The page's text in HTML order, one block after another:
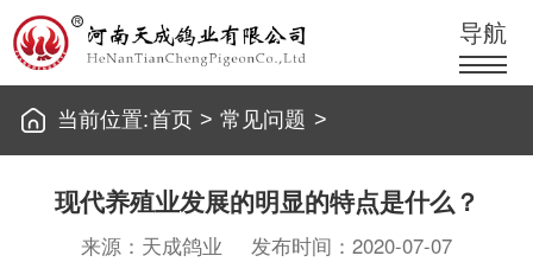
导航
当前位置:首页 > 常见问题 >
现代养殖业发展的明显的特点是什么？
来源：天成鸽业 发布时间：2020-07-07